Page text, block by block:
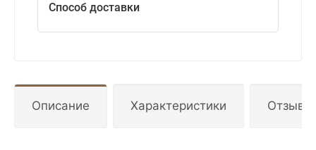
Способ доставки
Описание Характеристики